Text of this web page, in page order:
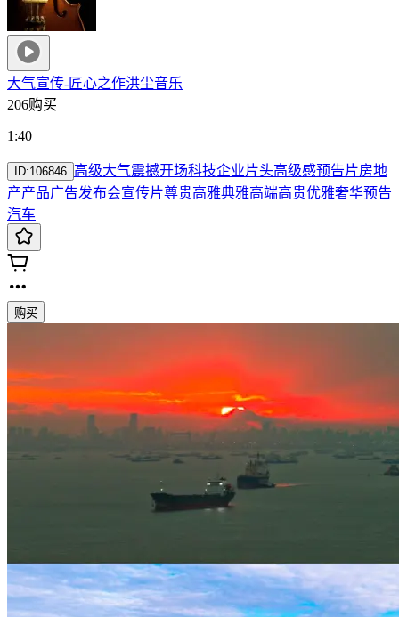
大气宣传-匠心之作洪尘音乐
206购买
1:40
ID:106846 高级大气震撼开场科技企业片头高级感预告片房地
产产品广告发布会宣传片尊贵高雅典雅高端高贵优雅奢华预告
汽车
购买